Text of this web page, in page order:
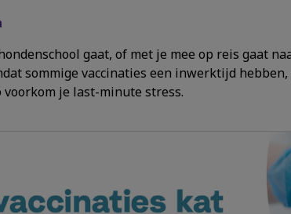
gaat, of met je mee op reis gaat
sommige vaccinaties een inwerktijd
je last-minute stress.